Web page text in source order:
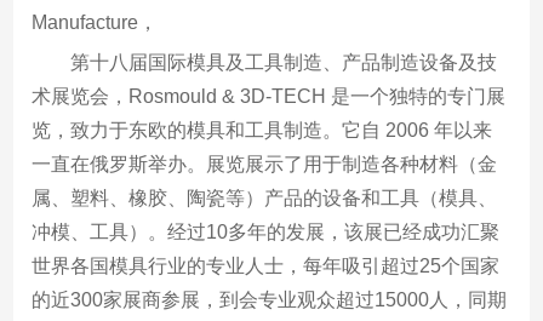
Manufacture，
第十八届国际模具及工具制造、产品制造设备及技
术展览会，Rosmould & 3D-TECH 是一个独特的专门展
览，致力于东欧的模具和工具制造。它自 2006 年以来
一直在俄罗斯举办。展览展示了用于制造各种材料（金
属、塑料、橡胶、陶瓷等）产品的设备和工具（模具、
冲模、工具）。经过10多年的发展，该展已经成功汇聚
世界各国模具行业的专业人士，每年吸引超过25个国家
的近300家展商参展，到会专业观众超过15000人，同期